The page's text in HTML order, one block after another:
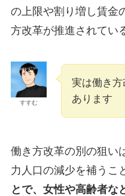
の上限や割り増し賃金
方改革が推進されてい
すすむ
実は働き
あります
働き方改革の別の狙い
力人口の減少を補うこ
とで、女性や高齢者な